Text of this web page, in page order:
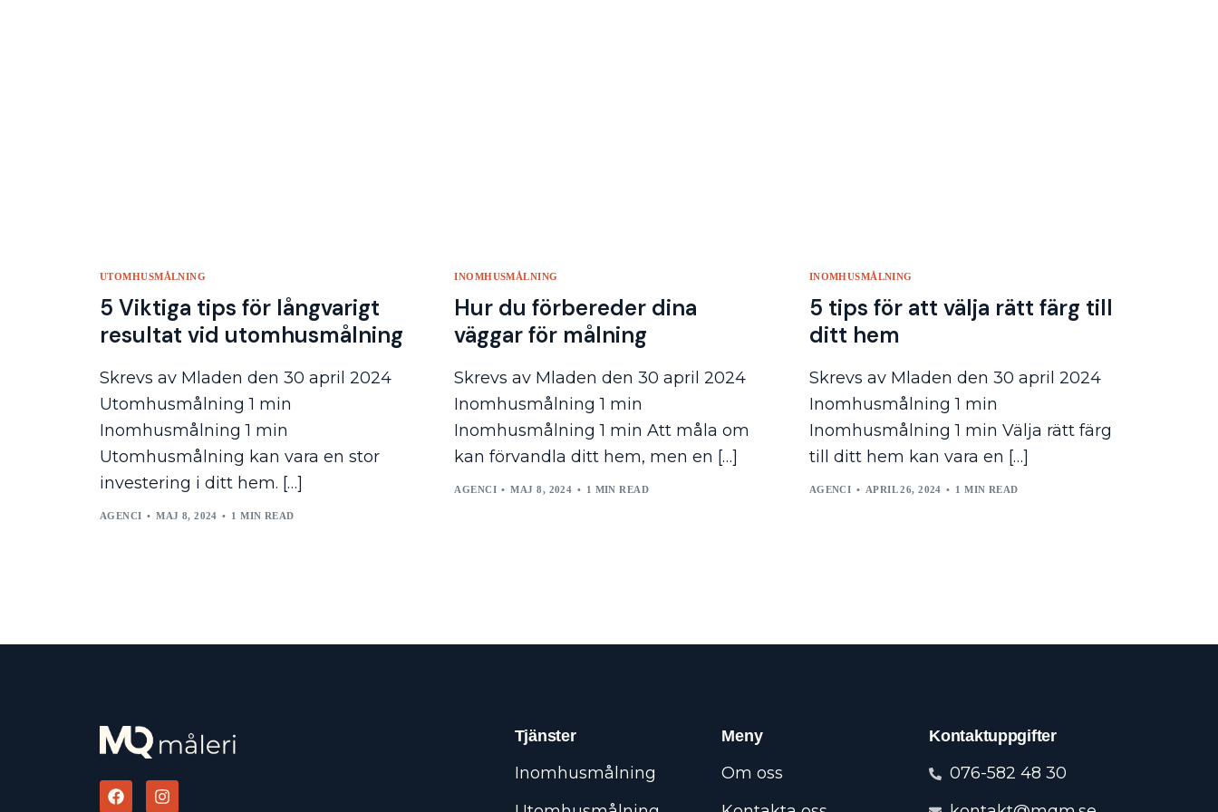
UTOMHUSMÅLNING
5 Viktiga tips för långvarigt
resultat vid utomhusmålning
Skrevs av Mladen den 30 april 2024
Utomhusmålning 1 min
Inomhusmålning 1 min
Utomhusmålning kan vara en stor
investering i ditt hem. […]
AGENCI MAJ 8, 2024 1 MIN READ
INOMHUSMÅLNING
Hur du förbereder dina
väggar för målning
Skrevs av Mladen den 30 april 2024
Inomhusmålning 1 min
Inomhusmålning 1 min Att måla om
kan förvandla ditt hem, men en […]
AGENCI MAJ 8, 2024 1 MIN READ
INOMHUSMÅLNING
5 tips för att välja rätt färg till
ditt hem
Skrevs av Mladen den 30 april 2024
Inomhusmålning 1 min
Inomhusmålning 1 min Välja rätt färg
till ditt hem kan vara en […]
AGENCI APRIL 26, 2024 1 MIN READ
Tjänster
Inomhusmålning
Meny
Om oss
Kontaktuppgifter
076-582 48 30